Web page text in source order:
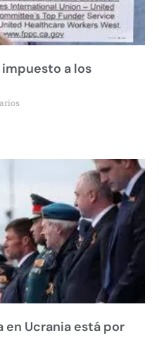
a los
en Ucrania está por